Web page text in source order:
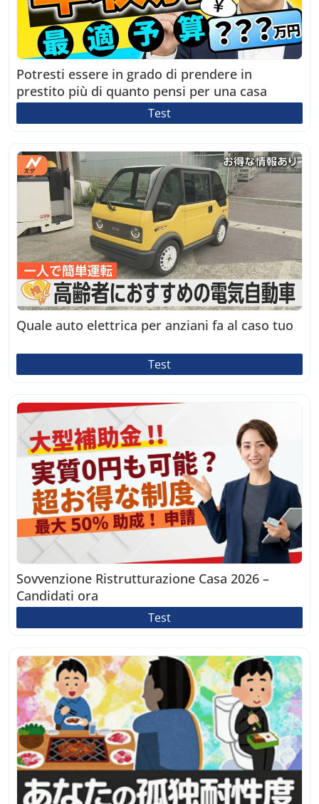
Potresti essere in grado di prendere in
prestito più di quanto pensi per una casa
Test
Quale auto elettrica per anziani fa al caso tuo
Test
Sovvenzione Ristrutturazione Casa 2026 –
Candidati ora
Test